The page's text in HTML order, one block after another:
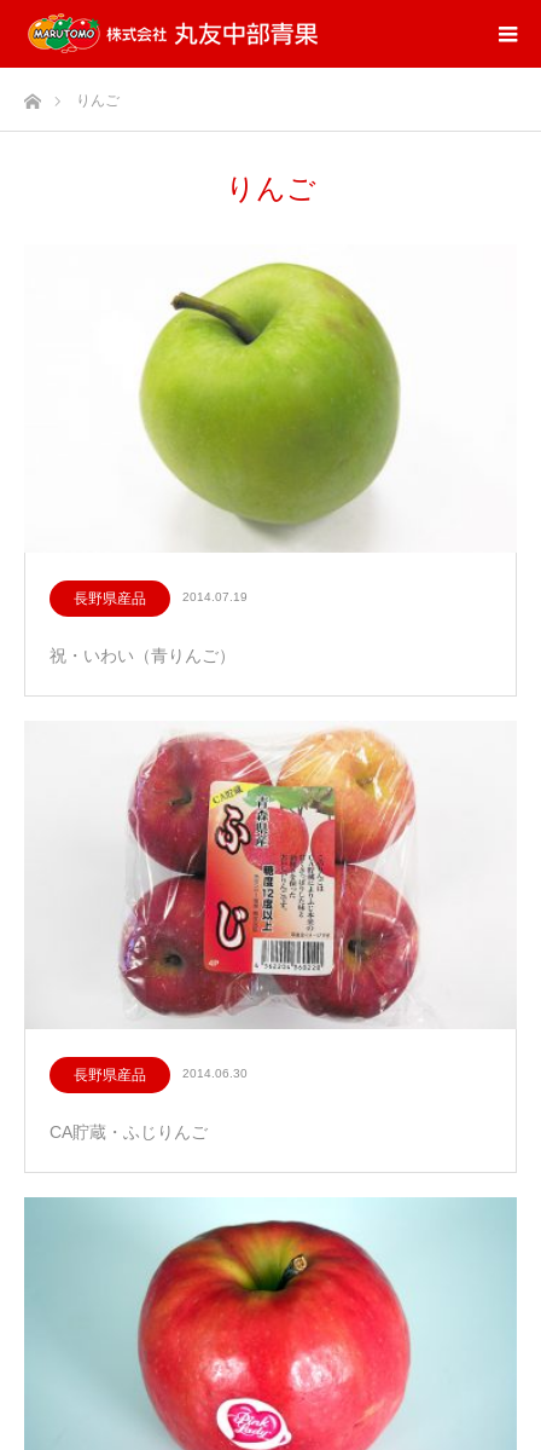
ホームりんご
りんご
長野県産品 2014.07.19
祝・いわい（青りんご）
長野県産品 2014.06.30
CA貯蔵・ふじりんご